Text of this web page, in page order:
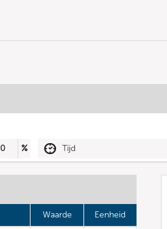
% Tijd
Waarde Eenheid